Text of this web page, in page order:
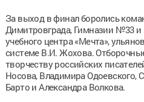
За выход в финал боролись
Димитровграда, Гимназии №33 и
учебного центра «Мечта»,
системе В.И. Жохова.
творчеству российских
Носова, Владимира Одоевского,
Барто и Александра Волкова.